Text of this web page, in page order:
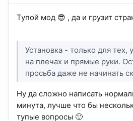
Тупой мод 😎 , да и грузит
Установка - только для тех,
на плечах и прямые руки.
просьба даже не начинать
Ну да сложно написать
минута, лучше что бы
тупые вопросы 🙂